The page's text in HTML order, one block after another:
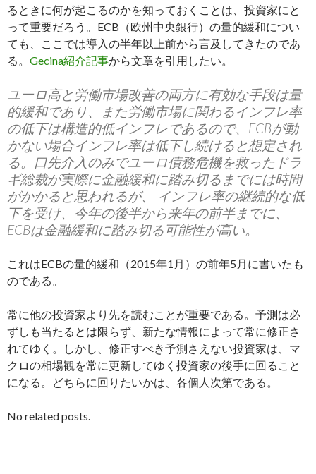
るときに何が起こるのかを知っておくことは、投資家にと
って重要だろう。ECB（欧州中央銀行）の量的緩和につい
ても、ここでは導入の半年以上前から言及してきたのであ
る。 Gecina紹介記事から文章を引用したい。
ユーロ高と労働市場改善の両方に有効な手段は量
的緩和であり、また労働市場に関わるインフレ率
の低下は構造的低インフレであるので、ECBが動
かない場合インフレ率は低下し続けると想定され
る。口先介入のみでユーロ債務危機を救ったドラ
ギ総裁が実際に金融緩和に踏み切るまでには時間
がかかると思われるが、 インフレ率の継続的な低
下を受け、今年の後半から来年の前半までに、
ECBは金融緩和に踏み切る可能性が高い。
これはECBの量的緩和（2015年1月）の前年5月に書いたも
のである。
常に他の投資家より先を読むことが重要である。予測は必
ずしも当たるとは限らず、新たな情報によって常に修正さ
れてゆく。しかし、修正すべき予測さえない投資家は、マ
クロの相場観を常に更新してゆく投資家の後手に回ること
になる。どちらに回りたいかは、各個人次第である。
No related posts.